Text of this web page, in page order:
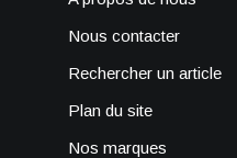
Nous contacter
Rechercher un article
Plan du site
Nos marques